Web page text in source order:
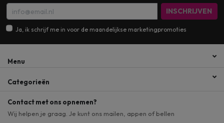
INSCHRIJVEN
Ja, ik schrijf me in voor de maandelijkse marketingpromoties
Menu
Categorieën
Contact met ons opnemen?
Wij helpen je graag. Je kunt ons mailen, appen of bellen